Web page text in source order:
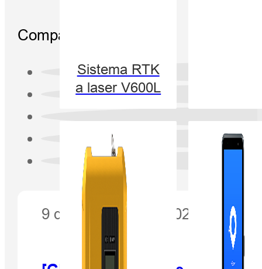
Sistema RTK
a laser V600L
Compartilhar:
9 de novembro de 2021